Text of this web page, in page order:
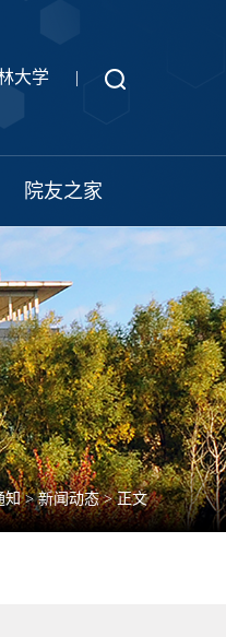
大学 |
院友之家
知>新闻动态> 正文